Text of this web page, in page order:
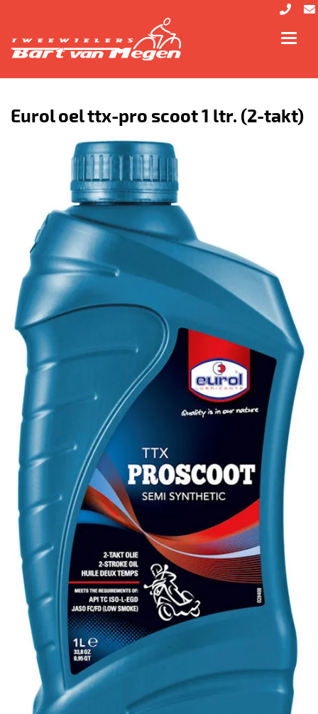
Eurol oel ttx-pro scoot 1 ltr. (2-takt)